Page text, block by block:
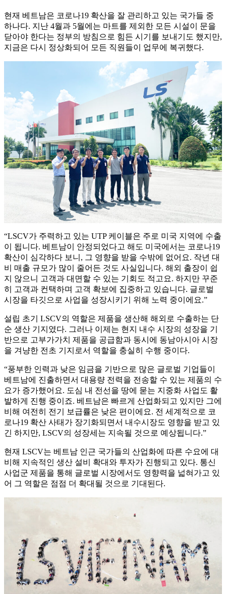
현재 베트남은 코로나19 확산을 잘 관리하고 있는 국가들 중
하나다. 지난 4월과 5월에는 마트를 제외한 모든 시설이 문을
닫아야 한다는 정부의 방침으로 힘든 시기를 보내기도 했지만,
지금은 다시 정상화되어 모든 직원들이 업무에 복귀했다.
“LSCV가 주력하고 있는 UTP 케이블은 주로 미국 지역에 수출
이 됩니다. 베트남이 안정되었다고 해도 미국에서는 코로나19
확산이 심각하다 보니, 그 영향을 받을 수밖에 없어요. 작년 대
비 매출 규모가 많이 줄어든 것도 사실입니다. 해외 출장이 쉽
지 않으니 고객과 대면할 수 있는 기회도 적고요. 하지만 꾸준
히 고객과 컨택하며 고객 확보에 집중하고 있습니다. 글로벌
시장을 타깃으로 사업을 성장시키기 위해 노력 중이에요.”
설립 초기 LSCV의 역할은 제품을 생산해 해외로 수출하는 단
순 생산 기지였다. 그러나 이제는 현지 내수 시장의 성장을 기
반으로 고부가가치 제품을 공급함과 동시에 동남아시아 시장
을 겨냥한 전초 기지로서 역할을 충실히 수행 중이다.
“풍부한 인력과 낮은 임금을 기반으로 많은 글로벌 기업들이
베트남에 진출하면서 대용량 전력을 전송할 수 있는 제품의 수
요가 증가했어요. 도심 내 전선을 땅에 묻는 지중화 사업도 활
발하게 진행 중이죠. 베트남은 빠르게 산업화되고 있지만 그에
비해 여전히 전기 보급률은 낮은 편이에요. 전 세계적으로 코
로나19 확산 사태가 장기화되면서 내수시장도 영향을 받고 있
긴 하지만, LSCV의 성장세는 지속될 것으로 예상됩니다.”
현재 LSCV는 베트남 인근 국가들의 산업화에 따른 수요에 대
비해 지속적인 생산 설비 확대와 투자가 진행되고 있다. 통신
사업군 제품을 통해 글로벌 시장에서도 영향력을 넓혀가고 있
어 그 역할은 점점 더 확대될 것으로 기대된다.